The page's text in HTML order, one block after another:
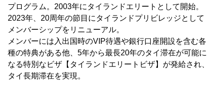
プログラム。2003年にタイランドエリートとして開始。
2023年、20周年の節目にタイランドプリビレッジとして
メンバーシップをリニューアル。
メンバーには入出国時のVIP待遇や銀行口座開設を含む各
種の特典がある他、5年から最長20年のタイ滞在が可能に
なる特別なビザ【タイランドエリートビザ】が発給され、
タイ長期滞在を実現。